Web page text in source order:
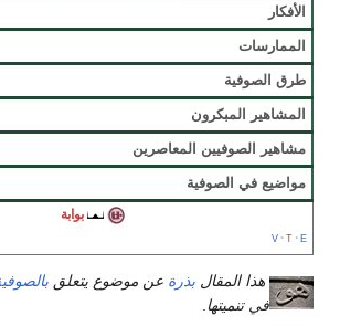
الأفكار
الممارسات
طرق الصوفية
المشاهير المبكرون
مشاهير الصوفيين المعاصرين
مواضيع في الصوفية
بوابة
v t e
هذا المقال بذرة عن موضوع يتعلق
في تنميتها.